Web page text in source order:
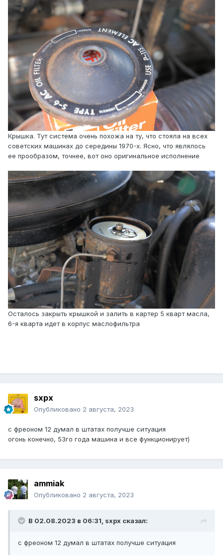
Крышка. Тут система очень похожа на ту, что стояла на всех
советских машинах до середины 1970-х. Ясно, что являлось
ее прообразом, точнее, вот оно оригинальное исполнение
Осталось закрыть крышкой и залить в картер 5 кварт масла,
6-я кварта идет в корпус маслофильтра
sxpx
Опубликовано 2 августа, 2023
с фреоном 12 думал в штатах получше ситуация
огонь конечно, 53го года машина и все функционирует)
ammiak
Опубликовано 2 августа, 2023
В 02.08.2023 в 06:31, sxpx сказал:
с фреоном 12 думал в штатах получше ситуация